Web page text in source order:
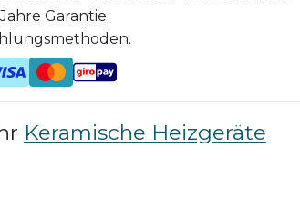
Garantie
Keramische Heizgeräte